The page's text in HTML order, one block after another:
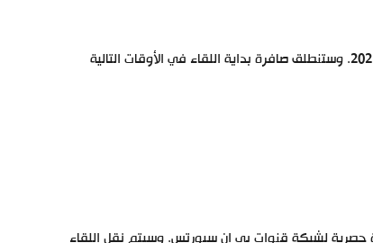
يوم غد الثلاثاء، الموافق 21 أكتوبر 2025. وستنطلق صافرة بداية اللقاء في الأوقات التالية